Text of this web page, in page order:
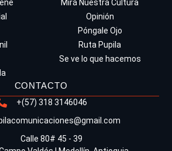
Mirá Nuestra Cultura
Opinión
Póngale Ojo
Ruta Pupila
Se ve lo que hacemos
CONTACTO
+(57) 318 3146046
Calle 80# 45 - 39